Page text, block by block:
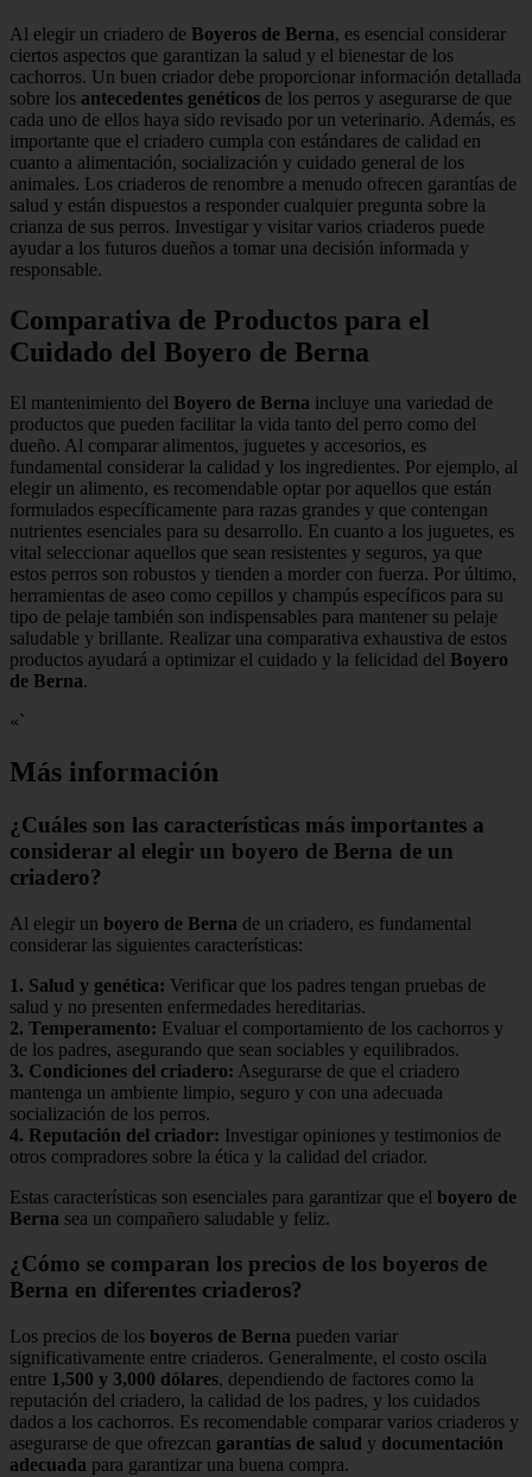
Al elegir un criadero de Boyeros de Berna, es esencial considerar
ciertos aspectos que garantizan la salud y el bienestar de los
cachorros. Un buen criador debe proporcionar información detallada
sobre los antecedentes genéticos de los perros y asegurarse de que
cada uno de ellos haya sido revisado por un veterinario. Además, es
importante que el criadero cumpla con estándares de calidad en
cuanto a alimentación, socialización y cuidado general de los
animales. Los criaderos de renombre a menudo ofrecen garantías de
salud y están dispuestos a responder cualquier pregunta sobre la
crianza de sus perros. Investigar y visitar varios criaderos puede
ayudar a los futuros dueños a tomar una decisión informada y
responsable.
Comparativa de Productos para el
Cuidado del Boyero de Berna
El mantenimiento del Boyero de Berna incluye una variedad de
productos que pueden facilitar la vida tanto del perro como del
dueño. Al comparar alimentos, juguetes y accesorios, es
fundamental considerar la calidad y los ingredientes. Por ejemplo, al
elegir un alimento, es recomendable optar por aquellos que están
formulados específicamente para razas grandes y que contengan
nutrientes esenciales para su desarrollo. En cuanto a los juguetes, es
vital seleccionar aquellos que sean resistentes y seguros, ya que
estos perros son robustos y tienden a morder con fuerza. Por último,
herramientas de aseo como cepillos y champús específicos para su
tipo de pelaje también son indispensables para mantener su pelaje
saludable y brillante. Realizar una comparativa exhaustiva de estos
productos ayudará a optimizar el cuidado y la felicidad del Boyero
de Berna.
«`
Más información
¿Cuáles son las características más importantes a
considerar al elegir un boyero de Berna de un
criadero?
Al elegir un boyero de Berna de un criadero, es fundamental
considerar las siguientes características:
1. Salud y genética: Verificar que los padres tengan pruebas de
salud y no presenten enfermedades hereditarias.
2. Temperamento: Evaluar el comportamiento de los cachorros y
de los padres, asegurando que sean sociables y equilibrados.
3. Condiciones del criadero: Asegurarse de que el criadero
mantenga un ambiente limpio, seguro y con una adecuada
socialización de los perros.
4. Reputación del criador: Investigar opiniones y testimonios de
otros compradores sobre la ética y la calidad del criador.
Estas características son esenciales para garantizar que el boyero de
Berna sea un compañero saludable y feliz.
¿Cómo se comparan los precios de los boyeros de
Berna en diferentes criaderos?
Los precios de los boyeros de Berna pueden variar
significativamente entre criaderos. Generalmente, el costo oscila
entre 1,500 y 3,000 dólares, dependiendo de factores como la
reputación del criadero, la calidad de los padres, y los cuidados
dados a los cachorros. Es recomendable comparar varios criaderos y
asegurarse de que ofrezcan garantías de salud y documentación
adecuada para garantizar una buena compra.